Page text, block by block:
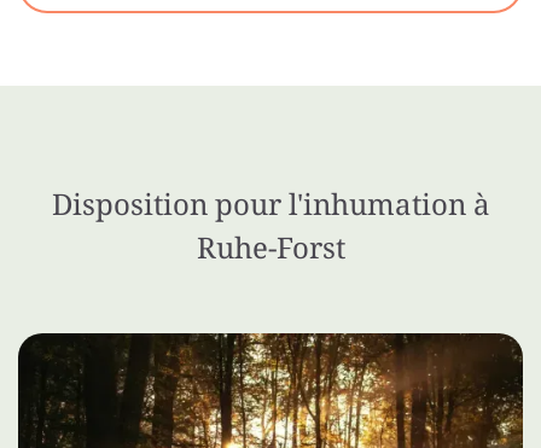
Disposition pour l'inhumation à
Ruhe-Forst